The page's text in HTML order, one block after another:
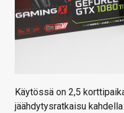
HAKU
Käytössä on 2,5
jäähdytysratkaisu